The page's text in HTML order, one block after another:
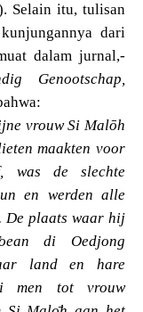
Selain itu, tulisan
dari
dalam jurnal,-
Genootschap,
vrouw Si Malōh
maakten voor
was de slechte
en werden alle
De plaats waar hij
di Oedjong
land en hare
men tot vrouw